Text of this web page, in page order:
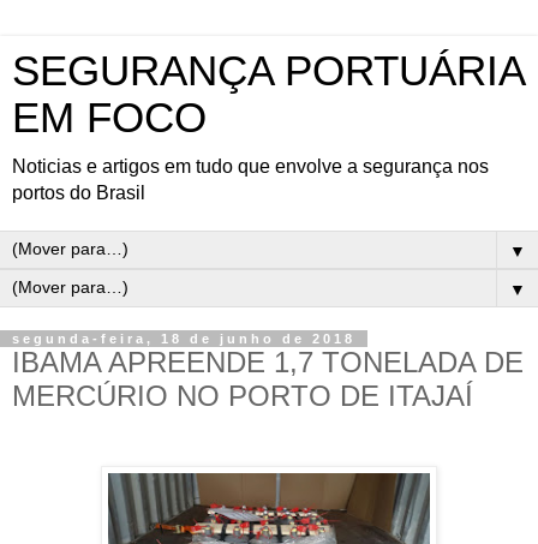
SEGURANÇA PORTUÁRIA
EM FOCO
Noticias e artigos em tudo que envolve a segurança nos
portos do Brasil
▼
▼
segunda-feira, 18 de junho de 2018
IBAMA APREENDE 1,7 TONELADA DE
MERCÚRIO NO PORTO DE ITAJAÍ